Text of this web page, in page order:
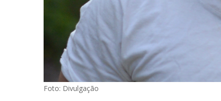
Foto: Divulgação